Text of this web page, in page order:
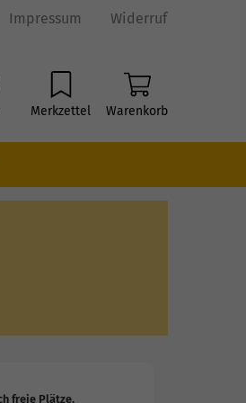
Impressum Widerruf
Merkzettel Warenkorb